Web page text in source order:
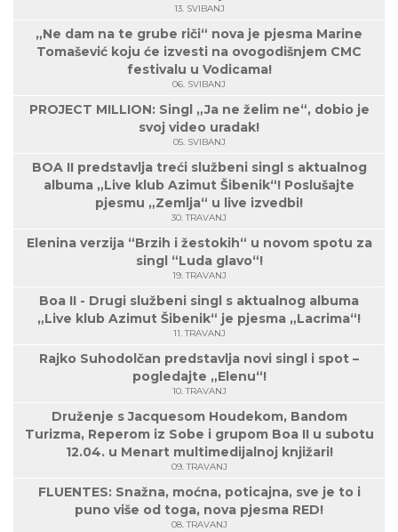
13. SVIBANJ
„Ne dam na te grube riči“ nova je pjesma Marine
Tomašević koju će izvesti na ovogodišnjem CMC
festivalu u Vodicama!
06. SVIBANJ
PROJECT MILLION: Singl „Ja ne želim ne“, dobio je
svoj video uradak!
05. SVIBANJ
BOA II predstavlja treći službeni singl s aktualnog
albuma „Live klub Azimut Šibenik“! Poslušajte
pjesmu „Zemlja“ u live izvedbi!
30. TRAVANJ
Elenina verzija “Brzih i žestokih“ u novom spotu za
singl “Luda glavo“!
19. TRAVANJ
Boa II - Drugi službeni singl s aktualnog albuma
„Live klub Azimut Šibenik“ je pjesma „Lacrima“!
11. TRAVANJ
Rajko Suhodolčan predstavlja novi singl i spot –
pogledajte „Elenu“!
10. TRAVANJ
Druženje s Jacquesom Houdekom, Bandom
Turizma, Reperom iz Sobe i grupom Boa II u subotu
12.04. u Menart multimedijalnoj knjižari!
09. TRAVANJ
FLUENTES: Snažna, moćna, poticajna, sve je to i
puno više od toga, nova pjesma RED!
08. TRAVANJ